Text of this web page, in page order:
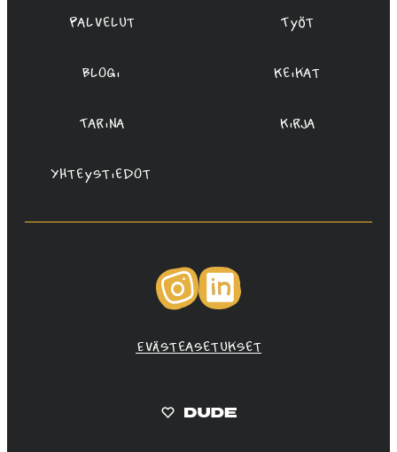
Palvelut Työt
Blogi Keikat
Tarina Kirja
Yhteystiedot
Instagram
Evästeasetukset